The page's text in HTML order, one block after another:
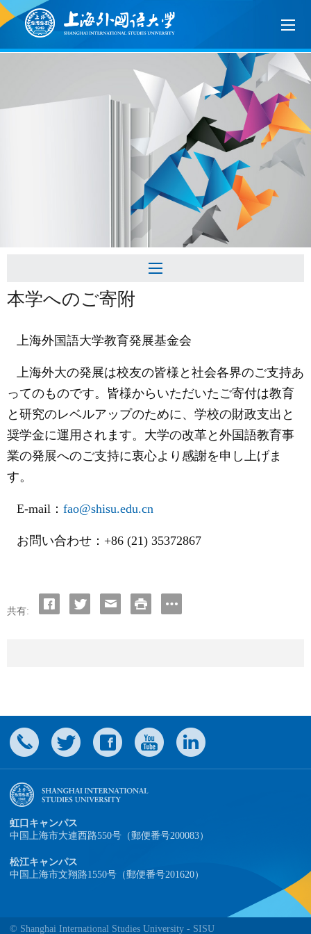
本学へのご寄附
上海外国語大学教育発展基金会
上海外大の発展は校友の皆様と社会各界のご支持あ
ってのものです。皆様からいただいたご寄付は教育
と研究のレベルアップのために、学校の財政支出と
奨学金に運用されます。大学の改革と外国語教育事
業の発展へのご支持に衷心より感謝を申し上げま
す。
E-mail ： fao@shisu.edu.cn
お問い合わせ： +86 (21) 35372867
共有:
虹口キャンパス
中国上海市大連西路550号（郵便番号200083）
松江キャンパス
中国上海市文翔路1550号（郵便番号201620）
© Shanghai International Studies University - SISU